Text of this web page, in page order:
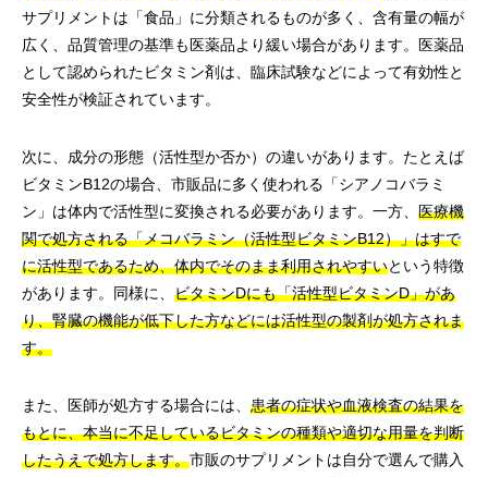
サプリメントは「食品」に分類されるものが多く、含有量の幅が
広く、品質管理の基準も医薬品より緩い場合があります。医薬品
として認められたビタミン剤は、臨床試験などによって有効性と
安全性が検証されています。
次に、成分の形態（活性型か否か）の違いがあります。たとえば
ビタミンB12の場合、市販品に多く使われる「シアノコバラミ
ン」は体内で活性型に変換される必要があります。一方、 医療機
関で処方される「メコバラミン（活性型ビタミンB12）」はすで
に活性型であるため、体内でそのまま利用されやすいという特徴
があります。同様に、 ビタミンDにも「活性型ビタミンD」があ
り、腎臓の機能が低下した方などには活性型の製剤が処方されま
す。
また、医師が処方する場合には、 患者の症状や血液検査の結果を
もとに、本当に不足しているビタミンの種類や適切な用量を判断
したうえで処方します。市販のサプリメントは自分で選んで購入